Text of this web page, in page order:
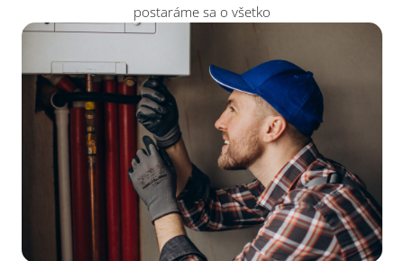
postaráme sa o všetko